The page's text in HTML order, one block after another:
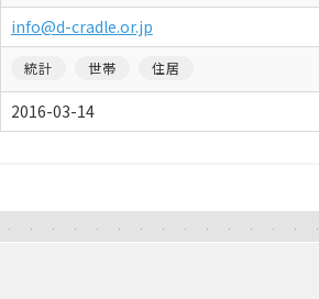
info@d-cradle.or.jp
統計 世帯 住居
2016-03-14